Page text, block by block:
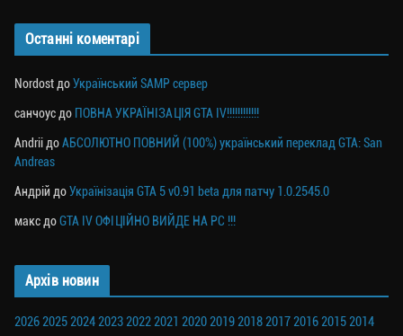
Останні коментарі
Nordost доУкраїнський SAMP сервер
санчоус до ПОВНА УКРАЇНІЗАЦІЯ GTA IV!!!!!!!!!!!!
Andrii доАБСОЛЮТНО ПОВНИЙ (100%) український переклад GTA: San
Andreas
Андрій доУкраїнізація GTA 5 v0.91 beta для патчу 1.0.2545.0
макс доGTA IV ОФІЦІЙНО ВИЙДЕ НА PC !!!
Архів новин
202620252024202320222021 2020201920182017201620152014